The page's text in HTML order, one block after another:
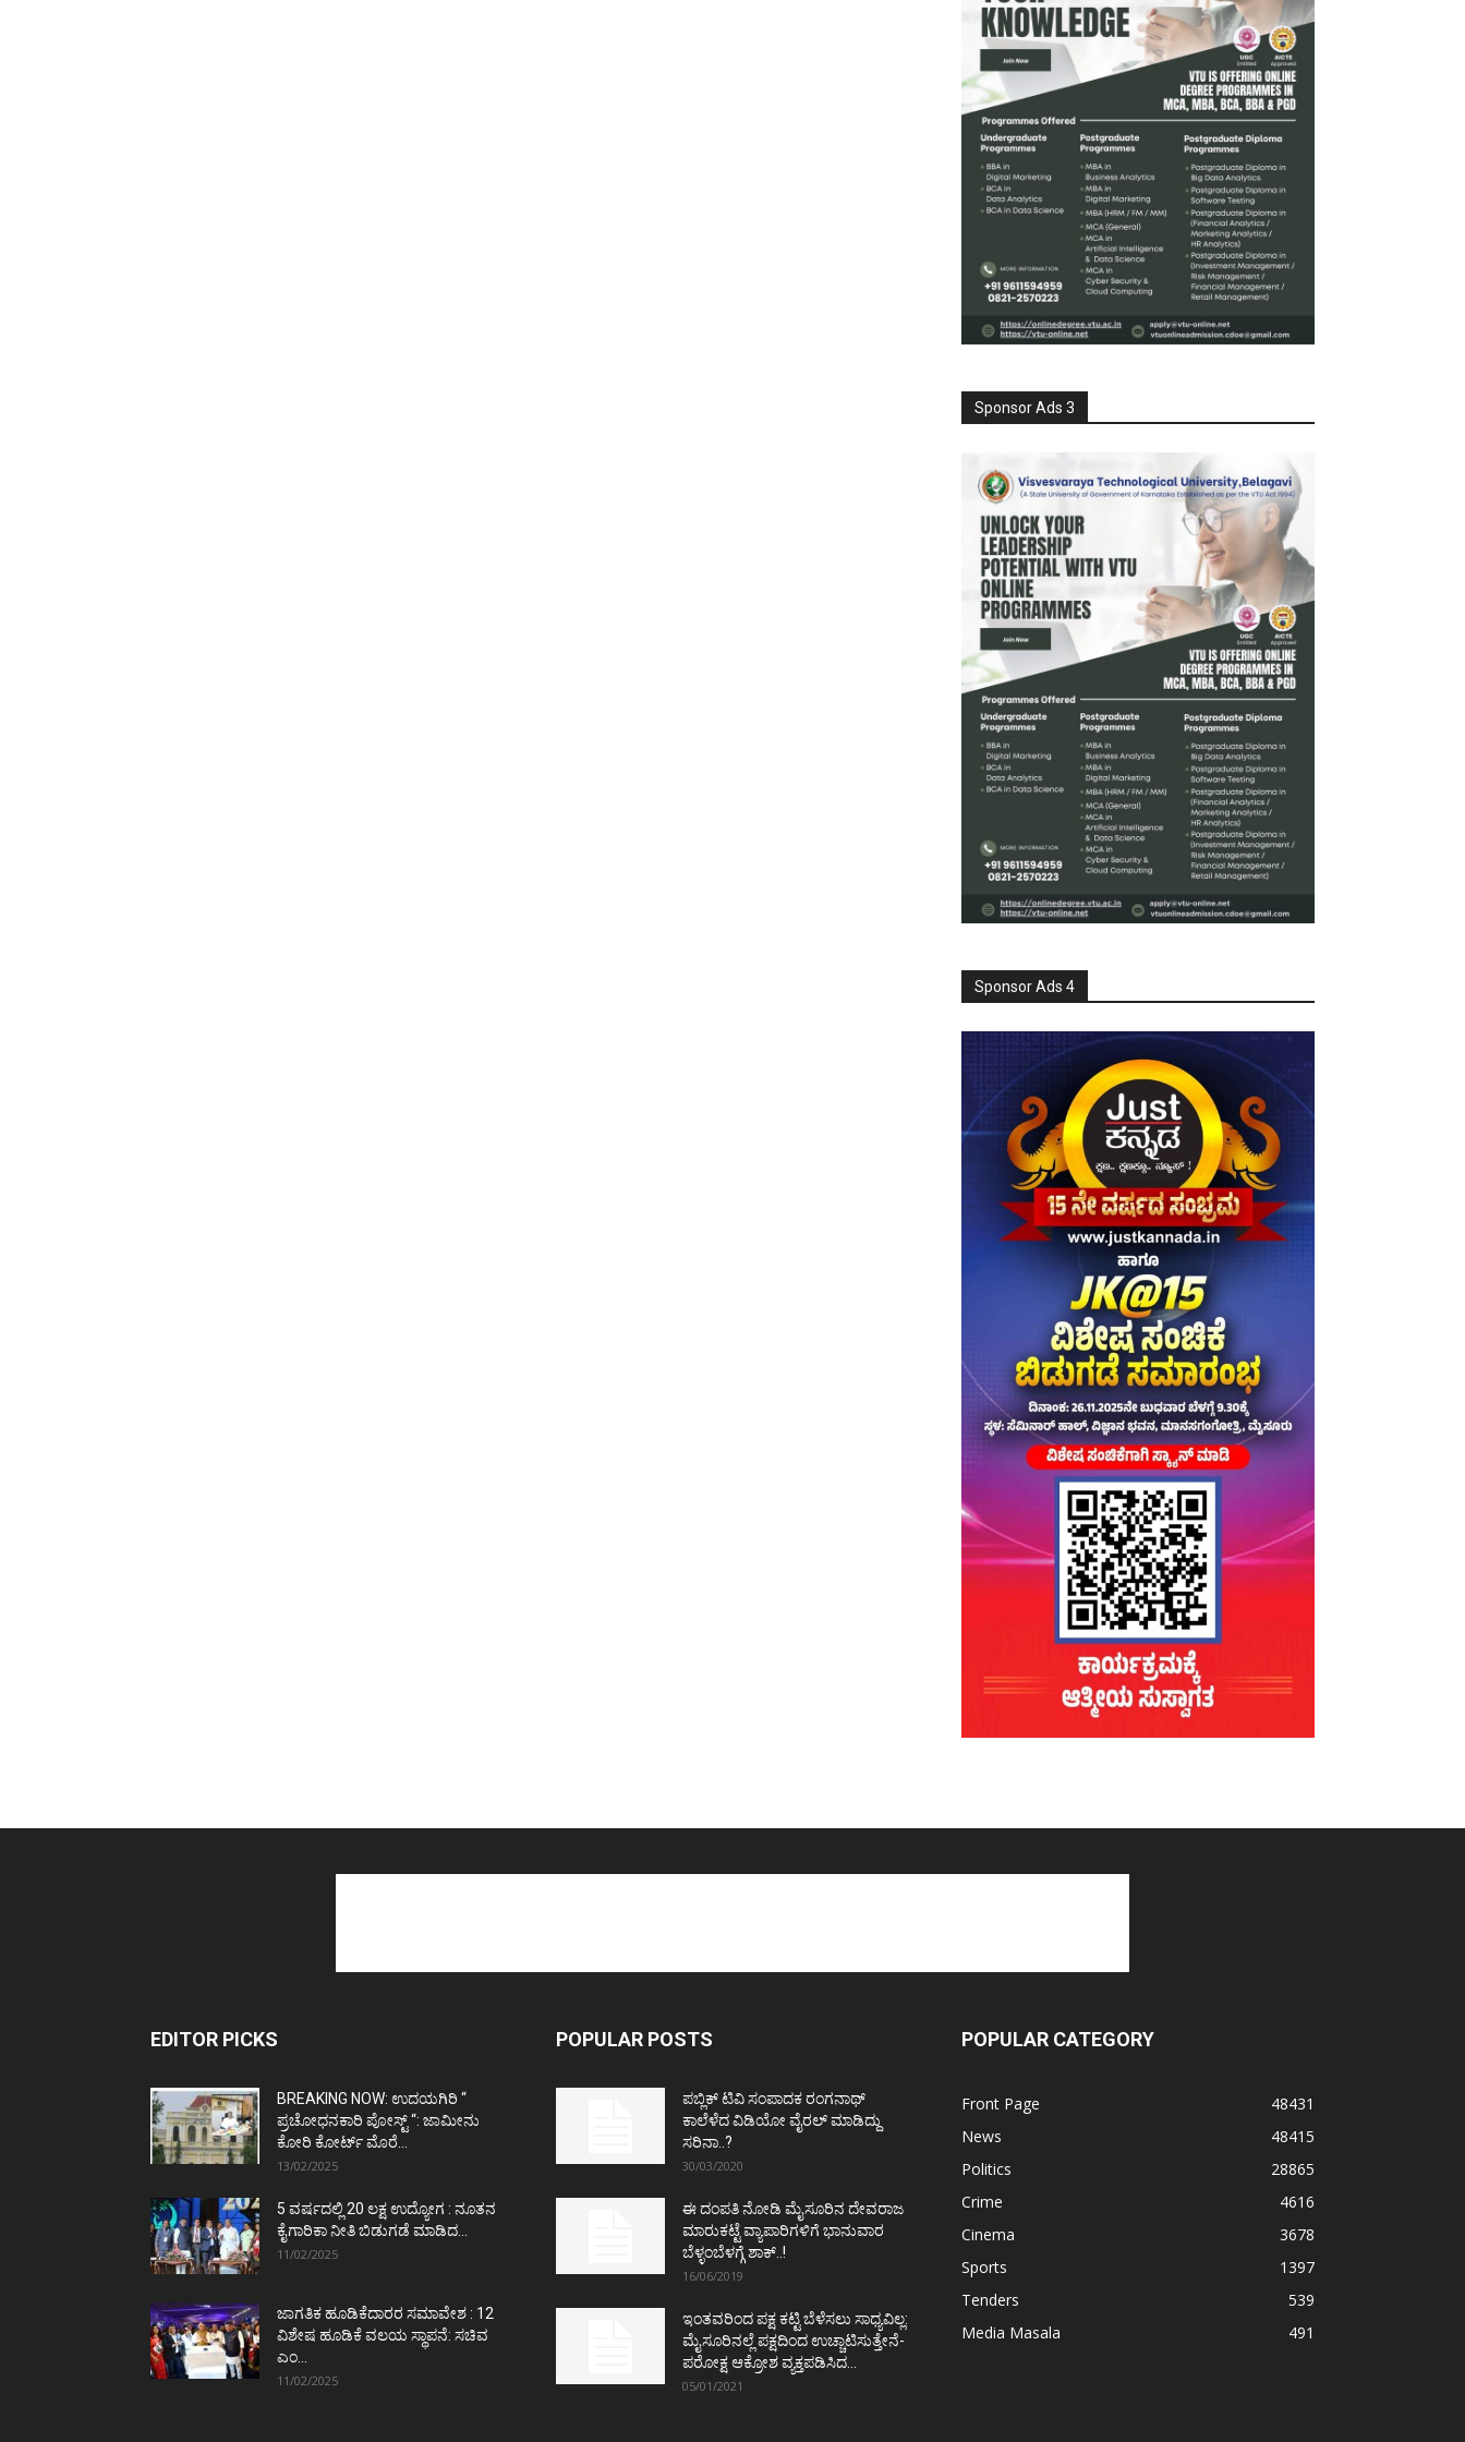
Sponsor Ads 3
Sponsor Ads 4
EDITOR PICKS
BREAKING NOW: ಉದಯಗಿರಿ “
ಪ್ರಚೋಧನಕಾರಿ ಪೋಸ್ಟ್‌ “: ಜಾಮೀನು
ಕೋರಿ ಕೋರ್ಟ್‌ ಮೊರೆ...
13/02/2025
5 ವರ್ಷದಲ್ಲಿ 20 ಲಕ್ಷ ಉದ್ಯೋಗ : ನೂತನ
ಕೈಗಾರಿಕಾ ನೀತಿ ಬಿಡುಗಡೆ ಮಾಡಿದ...
11/02/2025
ಜಾಗತಿಕ ಹೂಡಿಕೆದಾರರ ಸಮಾವೇಶ : 12
ವಿಶೇಷ ಹೂಡಿಕೆ ವಲಯ ಸ್ಥಾಪನೆ: ಸಚಿವ
ಎಂ...
11/02/2025
POPULAR POSTS
ಪಬ್ಲಿಕ್ ಟಿವಿ ಸಂಪಾದಕ ರಂಗನಾಥ್
ಕಾಲೆಳೆದ ವಿಡಿಯೋ ವೈರಲ್ ಮಾಡಿದ್ದು
ಸರಿನಾ..?
30/03/2020
ಈ ದಂಪತಿ ನೋಡಿ ಮೈಸೂರಿನ ದೇವರಾಜ
ಮಾರುಕಟ್ಟೆ ವ್ಯಾಪಾರಿಗಳಿಗೆ ಭಾನುವಾರ
ಬೆಳ್ಳಂಬೆಳಗ್ಗೆ ಶಾಕ್..!
16/06/2019
ಇಂತವರಿಂದ ಪಕ್ಷ ಕಟ್ಟಿ ಬೆಳೆಸಲು ಸಾಧ್ಯವಿಲ್ಲ:
ಮೈಸೂರಿನಲ್ಲೆ ಪಕ್ಷದಿಂದ ಉಚ್ಚಾಟಿಸುತ್ತೇನೆ-
ಪರೋಕ್ಷ ಆಕ್ರೋಶ ವ್ಯಕ್ತಪಡಿಸಿದ...
05/01/2021
POPULAR CATEGORY
Front Page
48431
News
48415
Politics
28865
Crime
4616
Cinema
3678
Sports
1397
Tenders
539
Media Masala
491